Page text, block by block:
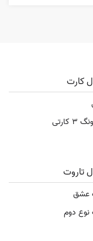
کارت
تاروت
عشق
نوع دوم